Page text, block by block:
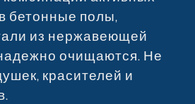
бетонные полы,
из нержавеющей
очищаются. Не
красителей и